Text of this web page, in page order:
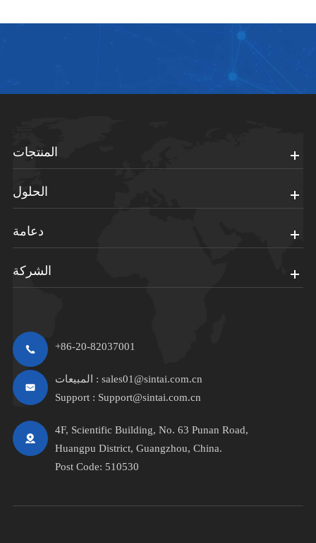
المنتجات
الحلول
دعامة
الشركة
+86-20-82037001
المبيعات : sales01@sintai.com.cn
Support : Support@sintai.com.cn
4F, Scientific Building, No. 63 Punan Road,
Huangpu District, Guangzhou, China.
Post Code: 510530